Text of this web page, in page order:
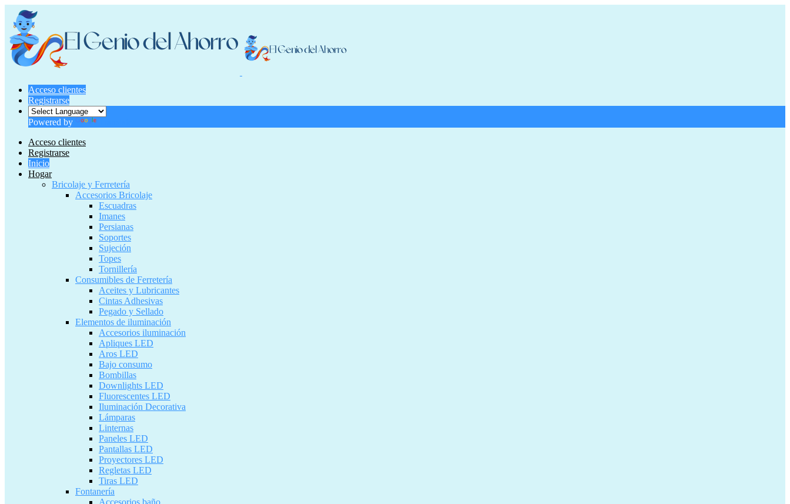
Acceso clientes
Registrarse
Powered by
Acceso clientes
Registrarse
Inicio
Hogar
Bricolaje y Ferretería
Accesorios Bricolaje
Escuadras
Imanes
Persianas
Soportes
Sujeción
Topes
Tornillería
Consumibles de Ferretería
Aceites y Lubricantes
Cintas Adhesivas
Pegado y Sellado
Elementos de iluminación
Accesorios iluminación
Apliques LED
Aros LED
Bajo consumo
Bombillas
Downlights LED
Fluorescentes LED
Iluminación Decorativa
Lámparas
Linternas
Paneles LED
Pantallas LED
Proyectores LED
Regletas LED
Tiras LED
Fontanería
Accesorios baño